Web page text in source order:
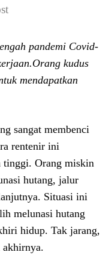
pandemi Covid-
kudus
mendapatkan
sangat membenci
rentenir ini
tinggi. Orang miskin
hutang, jalur
Situasi ini
melunasi hutang
hidup. Tak jarang,
akhirnya.